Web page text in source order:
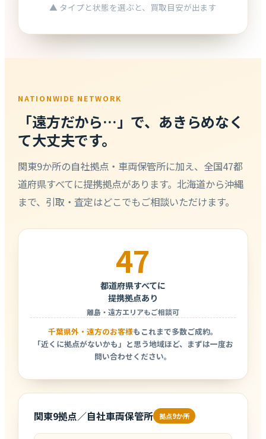
▲ タイプと状態を選ぶと、買取目安が出ます
NATIONWIDE NETWORK
「遠方だから…」で、あきらめなく
て大丈夫です。
関東9か所の自社拠点・車両保管所に加え、全国47都
道府県すべてに提携拠点があります。北海道から沖縄
まで、引取・査定はどこでもご相談いただけます。
47
都道府県すべてに
提携拠点あり
離島・遠方エリアもご相談可
千葉県外・遠方のお客様もこれまで多数ご成約。
「近くに拠点がないかも」と思う地域ほど、まずは一度お
問い合わせください。
関東9拠点／自社車両保管所 拠点9か所